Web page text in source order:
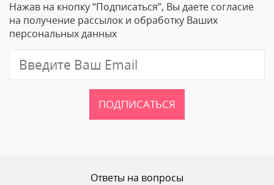
Email
Нажав на кнопку “Подписаться”, Вы даете согласие
на получение рассылок и обработку Ваших
персональных данных
ПОДПИСАТЬСЯ
Ответы на вопросы